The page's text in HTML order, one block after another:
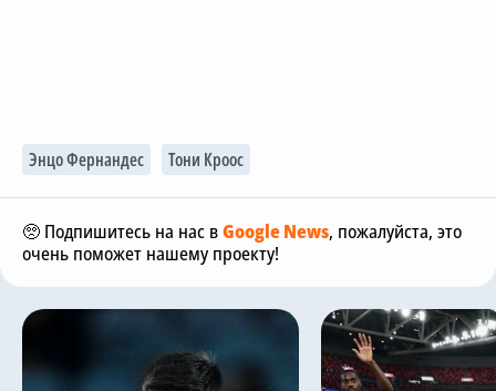
Энцо Фернандес Тони Кроос
🥺 Подпишитесь на нас вGoogle News, пожалуйста, это
очень поможет нашему проекту!